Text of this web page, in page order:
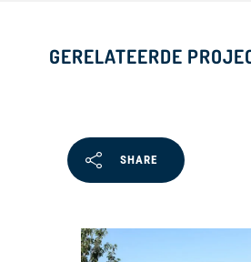
GERELATEERDE
SHARE